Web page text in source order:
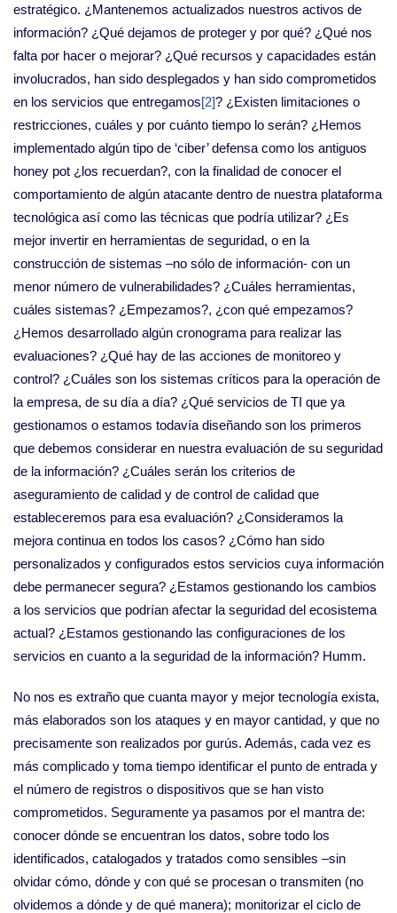
estratégico. ¿Mantenemos actualizados nuestros activos de
información? ¿Qué dejamos de proteger y por qué? ¿Qué nos
falta por hacer o mejorar? ¿Qué recursos y capacidades están
involucrados, han sido desplegados y han sido comprometidos
en los servicios que entregamos[2]? ¿Existen limitaciones o
restricciones, cuáles y por cuánto tiempo lo serán? ¿Hemos
implementado algún tipo de ‘ciber’ defensa como los antiguos
honey pot ¿los recuerdan?, con la finalidad de conocer el
comportamiento de algún atacante dentro de nuestra plataforma
tecnológica así como las técnicas que podría utilizar? ¿Es
mejor invertir en herramientas de seguridad, o en la
construcción de sistemas –no sólo de información- con un
menor número de vulnerabilidades? ¿Cuáles herramientas,
cuáles sistemas? ¿Empezamos?, ¿con qué empezamos?
¿Hemos desarrollado algún cronograma para realizar las
evaluaciones? ¿Qué hay de las acciones de monitoreo y
control? ¿Cuáles son los sistemas críticos para la operación de
la empresa, de su día a día? ¿Qué servicios de TI que ya
gestionamos o estamos todavía diseñando son los primeros
que debemos considerar en nuestra evaluación de su seguridad
de la información? ¿Cuáles serán los criterios de
aseguramiento de calidad y de control de calidad que
estableceremos para esa evaluación? ¿Consideramos la
mejora continua en todos los casos? ¿Cómo han sido
personalizados y configurados estos servicios cuya información
debe permanecer segura? ¿Estamos gestionando los cambios
a los servicios que podrían afectar la seguridad del ecosistema
actual? ¿Estamos gestionando las configuraciones de los
servicios en cuanto a la seguridad de la información? Humm.
No nos es extraño que cuanta mayor y mejor tecnología exista,
más elaborados son los ataques y en mayor cantidad, y que no
precisamente son realizados por gurús. Además, cada vez es
más complicado y toma tiempo identificar el punto de entrada y
el número de registros o dispositivos que se han visto
comprometidos. Seguramente ya pasamos por el mantra de:
conocer dónde se encuentran los datos, sobre todo los
identificados, catalogados y tratados como sensibles –sin
olvidar cómo, dónde y con qué se procesan o transmiten (no
olvidemos a dónde y de qué manera); monitorizar el ciclo de